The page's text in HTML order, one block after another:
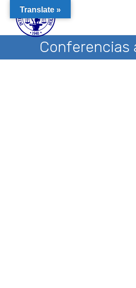
Conferencias
Translate »